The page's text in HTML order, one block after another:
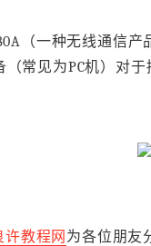
（一种无线通信
（常见为PC机）对
许教程网 为各位朋友